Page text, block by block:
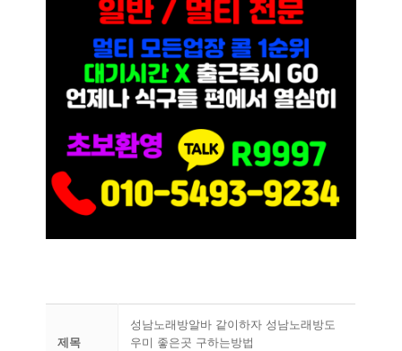
제목
성남노래방알바 같이하자 성남노래방도
우미 좋은곳 구하는방법